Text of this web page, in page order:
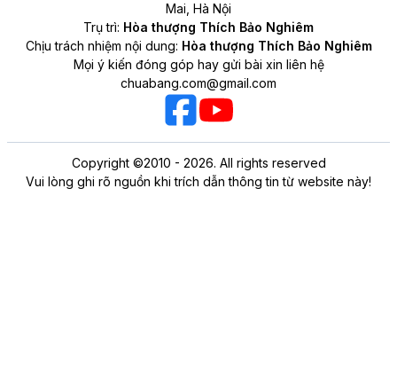
Mai, Hà Nội
Trụ trì: Hòa thượng Thích Bảo Nghiêm
Chịu trách nhiệm nội dung: Hòa thượng Thích Bảo Nghiêm
Mọi ý kiến đóng góp hay gửi bài xin liên hệ
chuabang.com@gmail.com
Copyright ©2010 - 2026. All rights reserved
Vui lòng ghi rõ nguồn khi trích dẫn thông tin từ website này!